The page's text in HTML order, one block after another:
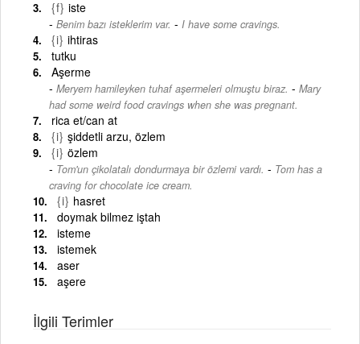
{f} iste
Benim bazı isteklerim var. - I have some cravings.
{i} ihtiras
tutku
Aşerme
Meryem hamileyken tuhaf aşermeleri olmuştu biraz. - Mary
had some weird food cravings when she was pregnant.
rica et/can at
{i} şiddetli arzu, özlem
{i} özlem
Tom'un çikolatalı dondurmaya bir özlemi vardı. - Tom has a
craving for chocolate ice cream.
{i} hasret
doymak bilmez iştah
isteme
istemek
aser
aşere
İlgili Terimler